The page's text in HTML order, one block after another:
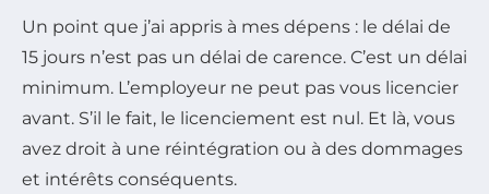
Un point que j’ai appris à mes dépens : le délai de
15 jours n’est pas un délai de carence. C’est un délai
minimum. L’employeur ne peut pas vous licencier
avant. S’il le fait, le licenciement est nul. Et là, vous
avez droit à une réintégration ou à des dommages
et intérêts conséquents.